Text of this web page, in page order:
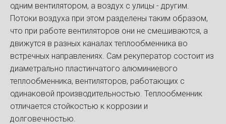
одним вентилятором, а воздух с улицы - другим.
Потоки воздуха при этом разделены таким образом,
что при работе вентиляторов они не смешиваются, а
движутся в разных каналах теплообменника во
встречных направлениях. Сам рекуператор состоит из
диаметрально пластинчатого алюминиевого
теплообменника, вентиляторов, работающих с
одинаковой производительностью. Теплообменник
отличается стойкостью к коррозии и
долговечностью.